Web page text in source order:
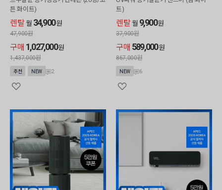
튼 화이트)
렌탈 월 34,900원
47,900원
구매 1,027,000원
1,437,000원
추천 NEW 2
트)
렌탈 월 9,900원
37,900원
구매 589,000원
867,000원
NEW 6